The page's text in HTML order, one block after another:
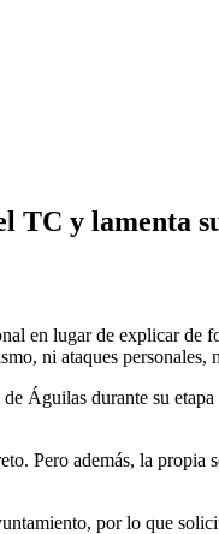
TC y lamenta
en lugar de explicar de
ni ataques personales,
Águilas durante su
Pero además, la
por lo que